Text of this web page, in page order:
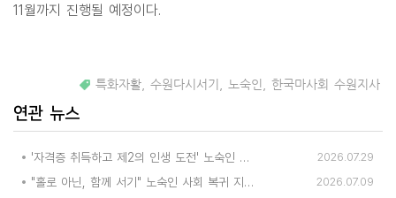
11월까지 진행될 예정이다.
특화자활 수원다시서기 노숙인 한국마사회 수원지사
연관 뉴스
'자격증 취득하고 제2의 인생 도전' 노숙인 대상 자격증 취득 도와 2026.07.29
"홀로 아닌, 함께 서기" 노숙인 사회 복귀 지원 나서 2026.07.09